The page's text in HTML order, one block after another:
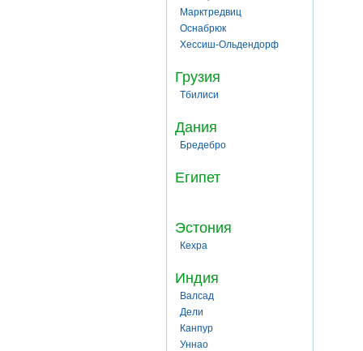
Марктредвиц
Оснабрюк
Хессиш-Ольдендорф
Грузия
Тбилиси
Дания
Бредебро
Египет
Эстония
Кехра
Индия
Валсад
Дели
Канпур
Уннао